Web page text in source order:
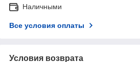
Наличными
Все условия оплаты
Условия возврата